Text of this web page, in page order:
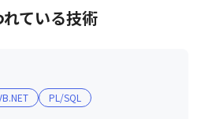
ている技術
PL/SQL